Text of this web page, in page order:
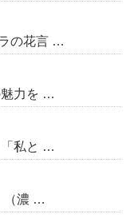
の花言 …
魅力を …
「私と …
（濃 …